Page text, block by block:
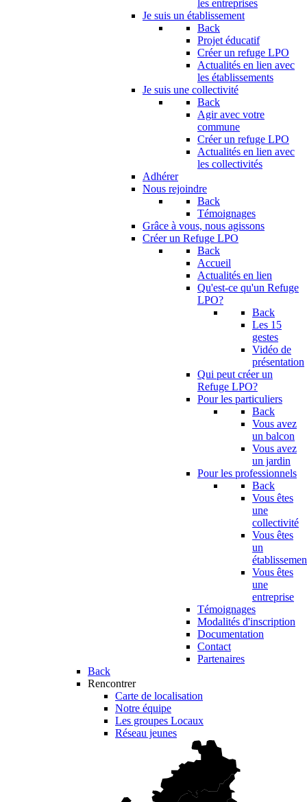
les entreprises
Je suis un établissement
Back
Projet éducatif
Créer un refuge LPO
Actualités en lien avec
les établissements
Je suis une collectivité
Back
Agir avec votre
commune
Créer un refuge LPO
Actualités en lien avec
les collectivités
Adhérer
Nous rejoindre
Back
Témoignages
Grâce à vous, nous agissons
Créer un Refuge LPO
Back
Accueil
Actualités en lien
Qu'est-ce qu'un Refuge
LPO?
Back
Les 15
gestes
Vidéo de
présentation
Qui peut créer un
Refuge LPO?
Pour les particuliers
Back
Vous avez
un balcon
Vous avez
un jardin
Pour les professionnels
Back
Vous êtes
une
collectivité
Vous êtes
un
Vous êtes
une
entreprise
Témoignages
Modalités d'inscription
Documentation
Contact
Partenaires
Back
Rencontrer
Carte de localisation
Notre équipe
Les groupes Locaux
Réseau jeunes